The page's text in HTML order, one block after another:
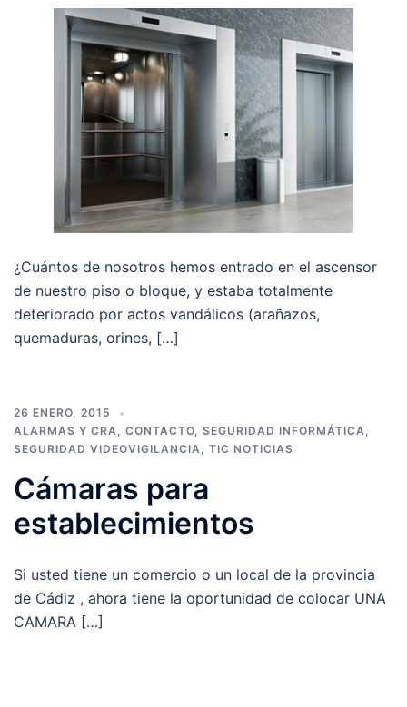
¿Cuántos de nosotros hemos entrado en el ascensor
de nuestro piso o bloque, y estaba totalmente
deteriorado por actos vandálicos (arañazos,
quemaduras, orines, […]
26 ENERO, 2015
ALARMAS Y CRA, CONTACTO, SEGURIDAD INFORMÁTICA,
SEGURIDAD VIDEOVIGILANCIA, TIC NOTICIAS
Cámaras para
establecimientos
Si usted tiene un comercio o un local de la provincia
de Cádiz , ahora tiene la oportunidad de colocar UNA
CAMARA […]